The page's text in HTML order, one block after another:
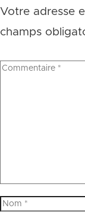
Votre adresse
champs